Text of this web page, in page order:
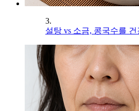
3.
설탕 vs 소금, 콩국수를